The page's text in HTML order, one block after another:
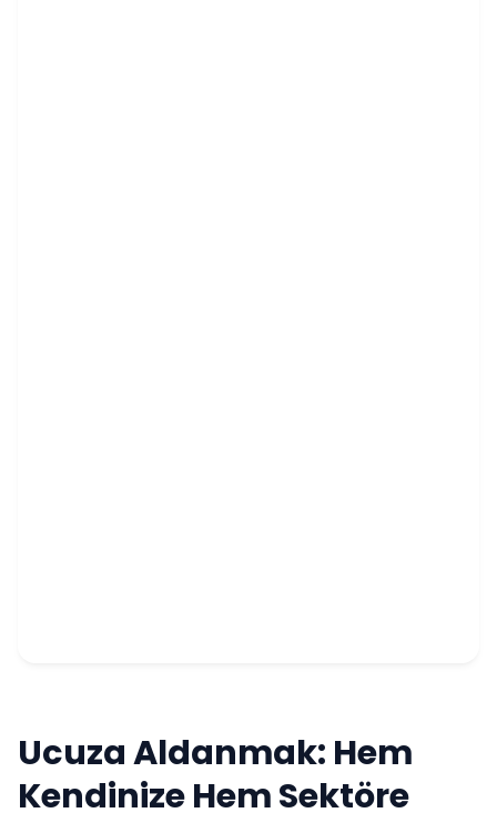
Ucuza Aldanmak: Hem
Kendinize Hem Sektöre